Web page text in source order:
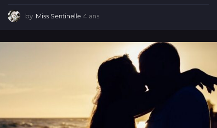
by Miss Sentinelle 4 ans
s